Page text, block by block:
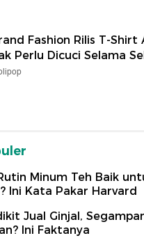
Fashion Rilis T-Shirt
Perlu Dicuci Selama
Minum Teh Baik
Ini Kata Pakar Harvard
Jual Ginjal,
Ini Faktanya